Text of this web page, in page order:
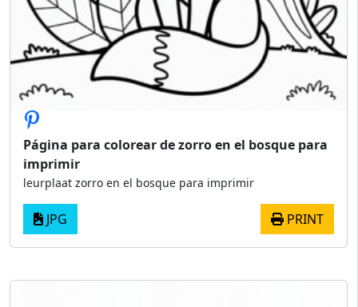
Página para colorear de zorro en el bosque para
imprimir
leurplaat zorro en el bosque para imprimir
JPG PRINT